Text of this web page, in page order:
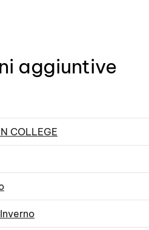
aggiuntive
COLLEGE